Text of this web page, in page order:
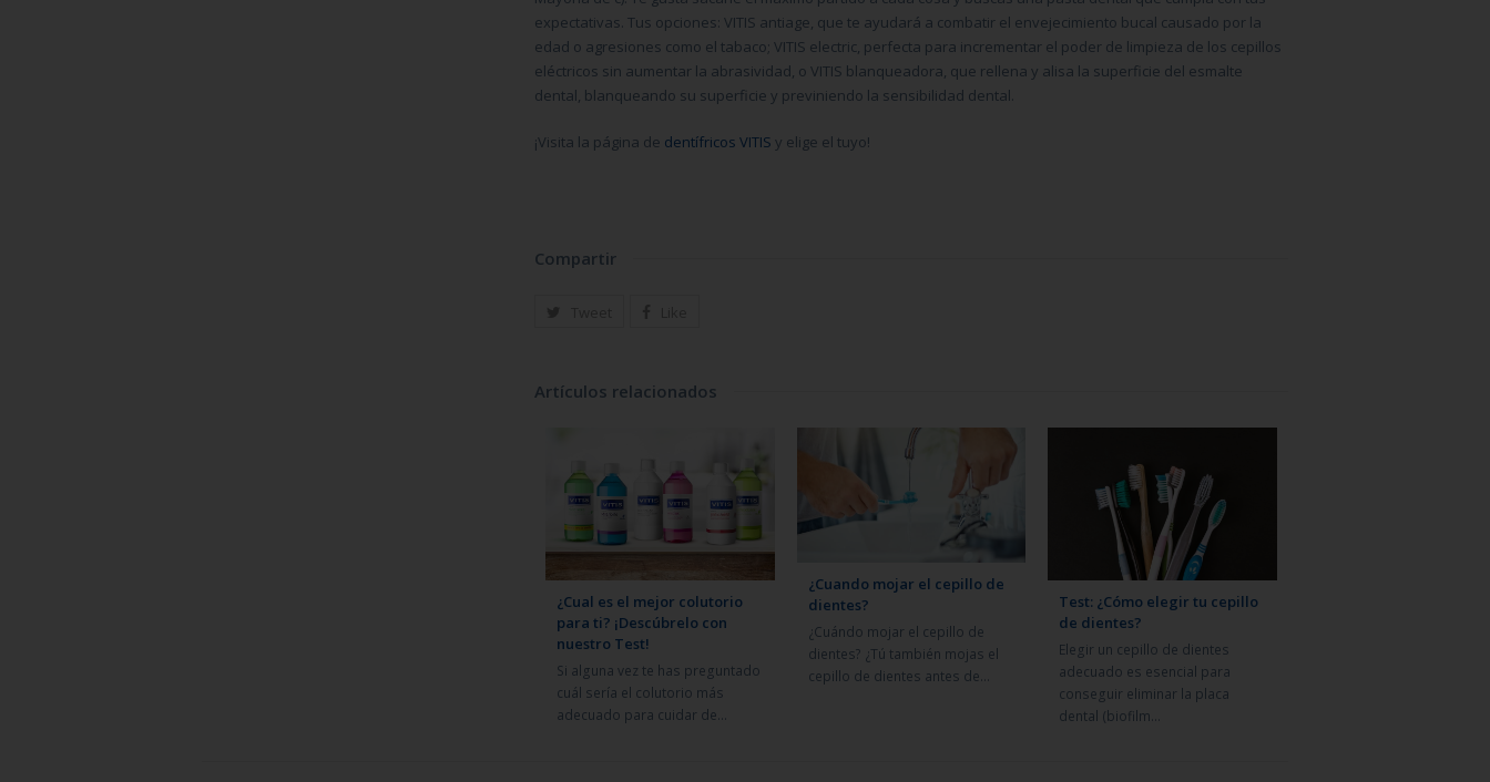
expectativas. Tus opciones: VITIS antiage, que te ayudará a combatir el envejecimiento bucal causado por la
edad o agresiones como el tabaco; VITIS electric, perfecta para incrementar el poder de limpieza de los cepillos
eléctricos sin aumentar la abrasividad, o VITIS blanqueadora, que rellena y alisa la superficie del esmalte
dental, blanqueando su superficie y previniendo la sensibilidad dental.
¡Visita la página de dentífricos VITIS y elige el tuyo!
Compartir
Artículos relacionados
¿Cual es el mejor colutorio
para ti? ¡Descúbrelo con
nuestro Test!
Si alguna vez te has preguntado
cuál sería el colutorio más
adecuado para cuidar de…
¿Cuando mojar el cepillo de
dientes?
¿Cuándo mojar el cepillo de
dientes? ¿Tú también mojas el
cepillo de dientes antes de…
Test: ¿Cómo elegir tu cepillo
de dientes?
Elegir un cepillo de dientes
adecuado es esencial para
conseguir eliminar la placa
dental (biofilm…